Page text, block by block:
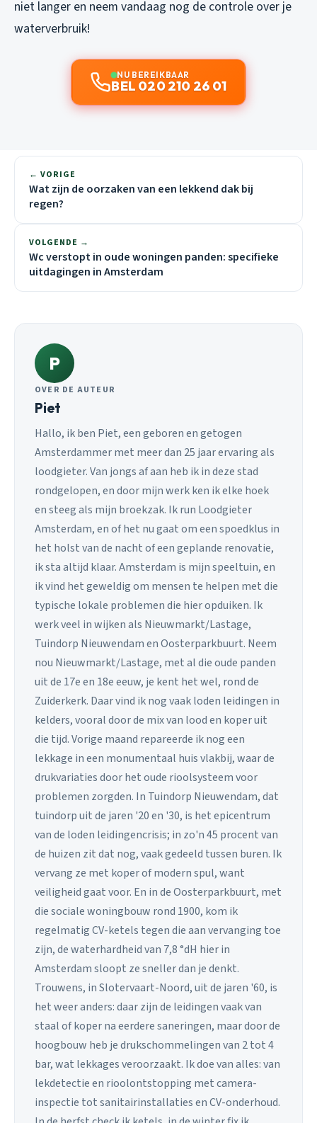
niet langer en neem vandaag nog de controle over je
waterverbruik!
NU BEREIKBAAR
BEL 020 210 26 01
← VORIGE
Wat zijn de oorzaken van een lekkend dak bij
regen?
VOLGENDE →
Wc verstopt in oude woningen panden: specifieke
uitdagingen in Amsterdam
P
OVER DE AUTEUR
Piet
Hallo, ik ben Piet, een geboren en getogen
Amsterdammer met meer dan 25 jaar ervaring als
loodgieter. Van jongs af aan heb ik in deze stad
rondgelopen, en door mijn werk ken ik elke hoek
en steeg als mijn broekzak. Ik run Loodgieter
Amsterdam, en of het nu gaat om een spoedklus in
het holst van de nacht of een geplande renovatie,
ik sta altijd klaar. Amsterdam is mijn speeltuin, en
ik vind het geweldig om mensen te helpen met die
typische lokale problemen die hier opduiken. Ik
werk veel in wijken als Nieuwmarkt/Lastage,
Tuindorp Nieuwendam en Oosterparkbuurt. Neem
nou Nieuwmarkt/Lastage, met al die oude panden
uit de 17e en 18e eeuw, je kent het wel, rond de
Zuiderkerk. Daar vind ik nog vaak loden leidingen in
kelders, vooral door de mix van lood en koper uit
die tijd. Vorige maand repareerde ik nog een
lekkage in een monumentaal huis vlakbij, waar de
drukvariaties door het oude rioolsysteem voor
problemen zorgden. In Tuindorp Nieuwendam, dat
tuindorp uit de jaren '20 en '30, is het epicentrum
van de loden leidingencrisis; in zo'n 45 procent van
de huizen zit dat nog, vaak gedeeld tussen buren. Ik
vervang ze met koper of modern spul, want
veiligheid gaat voor. En in de Oosterparkbuurt, met
die sociale woningbouw rond 1900, kom ik
regelmatig CV-ketels tegen die aan vervanging toe
zijn, de waterhardheid van 7,8 °dH hier in
Amsterdam sloopt ze sneller dan je denkt.
Trouwens, in Slotervaart-Noord, uit de jaren '60, is
het weer anders: daar zijn de leidingen vaak van
staal of koper na eerdere saneringen, maar door de
hoogbouw heb je drukschommelingen van 2 tot 4
bar, wat lekkages veroorzaakt. Ik doe van alles: van
lekdetectie en rioolontstopping met camera-
inspectie tot sanitairinstallaties en CV-onderhoud.